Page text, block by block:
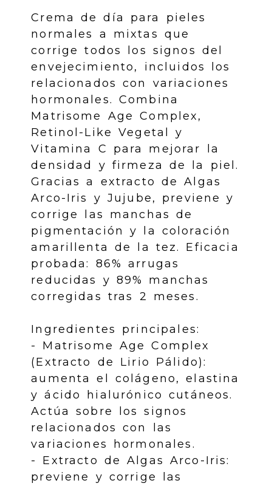
Crema de día para pieles
normales a mixtas que
corrige todos los signos del
envejecimiento, incluidos los
relacionados con variaciones
hormonales. Combina
Matrisome Age Complex,
Retinol-Like Vegetal y
Vitamina C para mejorar la
densidad y firmeza de la piel.
Gracias a extracto de Algas
Arco-Iris y Jujube, previene y
corrige las manchas de
pigmentación y la coloración
amarillenta de la tez. Eficacia
probada: 86% arrugas
reducidas y 89% manchas
corregidas tras 2 meses.
Ingredientes principales:
- Matrisome Age Complex
(Extracto de Lirio Pálido):
aumenta el colágeno, elastina
y ácido hialurónico cutáneos.
Actúa sobre los signos
relacionados con las
variaciones hormonales.
- Extracto de Algas Arco-Iris:
previene y corrige las